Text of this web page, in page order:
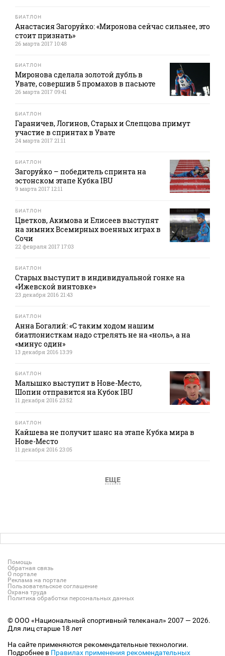
БИАТЛОН
Анастасия Загоруйко: «Миронова сейчас сильнее, это
стоит признать»
26 марта 2017 10:48
БИАТЛОН
Миронова сделала золотой дубль в
Увате, совершив 5 промахов в пасьюте
26 марта 2017 09:41
БИАТЛОН
Гараничев, Логинов, Старых и Слепцова примут
участие в спринтах в Увате
24 марта 2017 21:11
БИАТЛОН
Загоруйко – победитель спринта на
эстонском этапе Кубка IBU
9 марта 2017 12:11
БИАТЛОН
Цветков, Акимова и Елисеев выступят
на зимних Всемирных военных играх в
Сочи
22 февраля 2017 17:03
БИАТЛОН
Старых выступит в индивидуальной гонке на
«Ижевской винтовке»
23 декабря 2016 21:43
БИАТЛОН
Анна Богалий: «С таким ходом нашим
биатлонисткам надо стрелять не на «ноль», а на
«минус один»
13 декабря 2016 13:39
БИАТЛОН
Малышко выступит в Нове-Место,
Шопин отправится на Кубок IBU
11 декабря 2016 23:52
БИАТЛОН
Кайшева не получит шанс на этапе Кубка мира в
Нове-Место
11 декабря 2016 23:05
ЕЩЕ
Помощь
Обратная связь
О портале
Реклама на портале
Пользовательское соглашение
Охрана труда
Политика обработки персональных данных
© ООО «Национальный спортивный телеканал» 2007 — 2026.
Для лиц старше 18 лет
На сайте применяются рекомендательные технологии.
Подробнее в Правилах применения рекомендательных